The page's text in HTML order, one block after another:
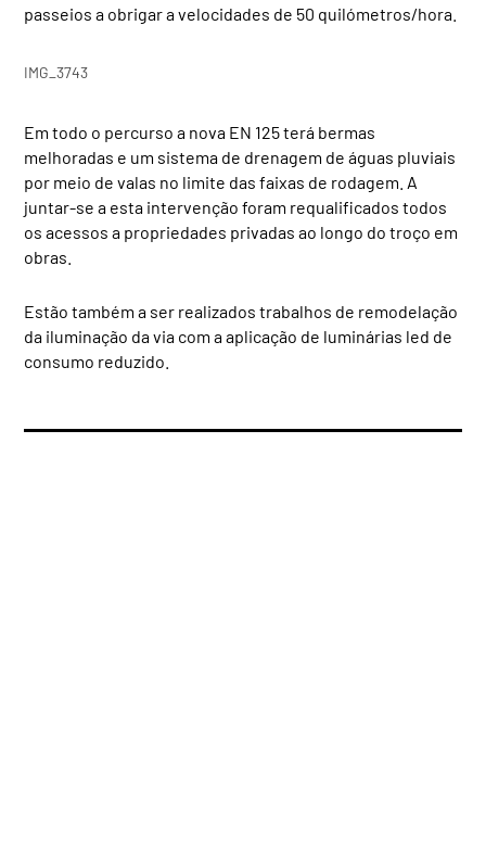
passeios a obrigar a velocidades de 50 quilómetros/hora.
IMG_3743
Em todo o percurso a nova EN 125 terá bermas
melhoradas e um sistema de drenagem de águas pluviais
por meio de valas no limite das faixas de rodagem. A
juntar-se a esta intervenção foram requalificados todos
os acessos a propriedades privadas ao longo do troço em
obras.
Estão também a ser realizados trabalhos de remodelação
da iluminação da via com a aplicação de luminárias led de
consumo reduzido.